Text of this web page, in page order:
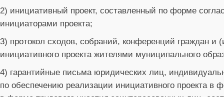
2) инициативный проект, составленный по форме
инициаторами проекта;
3) протокол сходов, собраний, конференций граждан
инициативного проекта жителями муниципального
4) гарантийные письма юридических лиц,
по обеспечению реализации инициативного проекта в